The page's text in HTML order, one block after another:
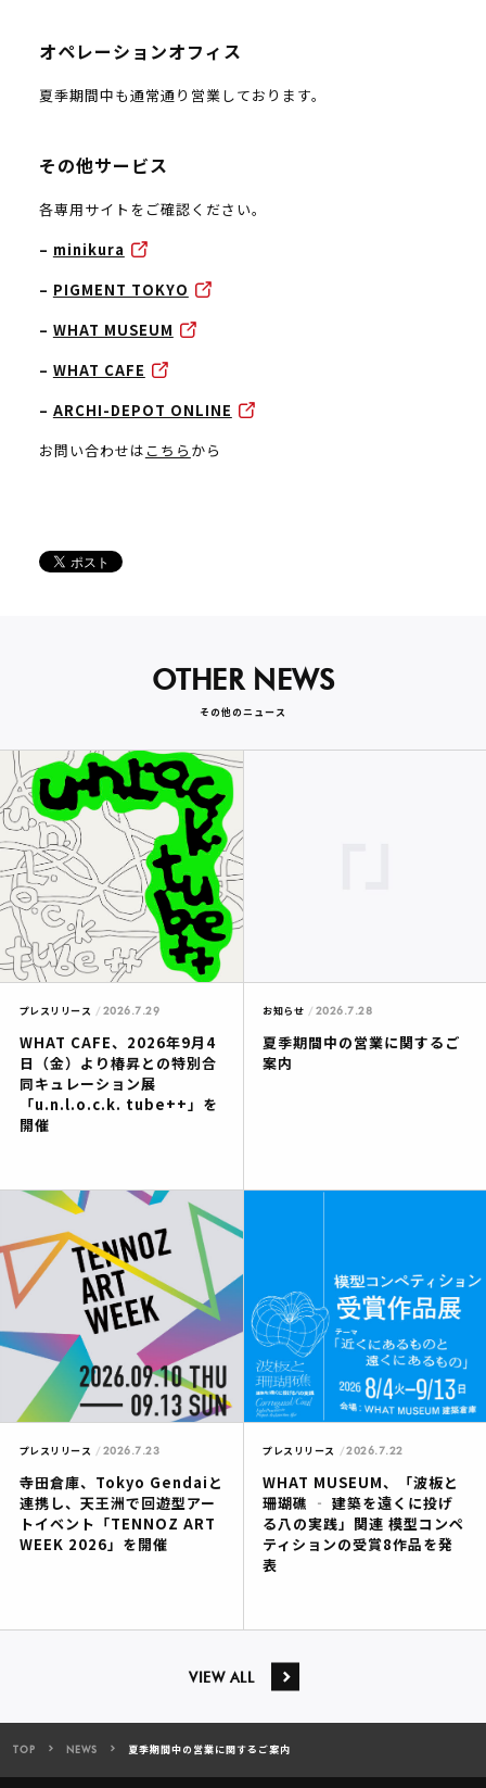
オペレーションオフィス
夏季期間中も通常通り営業しております。
その他サービス
各専用サイトをご確認ください。
– minikura
– PIGMENT TOKYO
– WHAT MUSEUM
– WHAT CAFE
– ARCHI-DEPOT ONLINE
お問い合わせは こちら から
OTHER NEWS
その他のニュース
プレスリリース 2026.7.29
WHAT CAFE、2026年9月4
日（金）より椿昇との特別合
同キュレーション展
「u.n.l.o.c.k. tube++」を
開催
お知らせ 2026.7.28
夏季期間中の営業に関するご
案内
プレスリリース 2026.7.23
寺田倉庫、Tokyo Gendaiと
連携し、天王洲で回遊型アー
トイベント「TENNOZ ART
WEEK 2026」を開催
プレスリリース 2026.7.22
WHAT MUSEUM、「波板と
珊瑚礁 ‐ 建築を遠くに投げ
る八の実践」関連 模型コンペ
ティションの受賞8作品を発
表
VIEW ALL
TOP NEWS 夏季期間中の営業に関するご案内